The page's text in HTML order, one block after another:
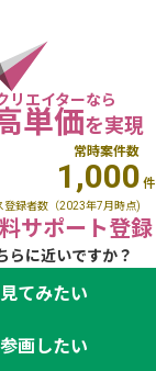
リエイターなら
単価を実現
常時案件数
1,000 件
録者数（2023年7月時点)
サポート登録
らに近いですか？
てみたい
画したい